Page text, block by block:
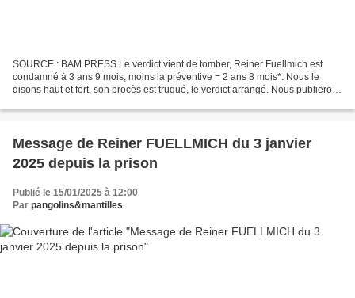
SOURCE : BAM PRESS Le verdict vient de tomber, Reiner Fuellmich est
condamné à 3 ans 9 mois, moins la préventive = 2 ans 8 mois*. Nous le
disons haut et fort, son procès est truqué, le verdict arrangé. Nous publierons
Message de Reiner FUELLMICH du 3 janvier
2025 depuis la prison
Publié le 15/01/2025 à 12:00
Par pangolins&mantilles